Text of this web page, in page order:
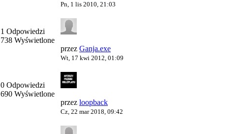
Pn, 1 lis 2010, 21:03
1 Odpowiedzi
738 Wyświetlone
przez Ganja.exe
Wt, 17 kwi 2012, 01:09
0 Odpowiedzi
690 Wyświetlone
przez loopback
Cz, 22 mar 2018, 09:42